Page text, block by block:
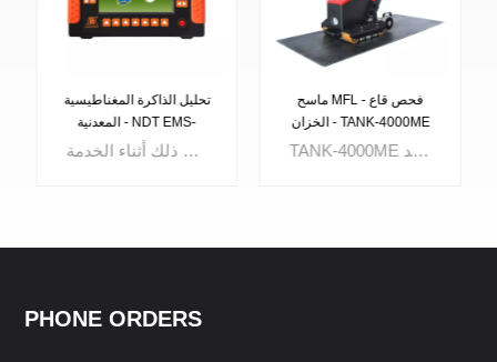
تحليل الذاكرة المغناطيسية
المعدنية - NDT EMS-
2000C
اختبار الذاكرة المغناطيسية المعدنية الذكية أداة مزودة بذاكرة إلكترونية دقيقة وكمبيوتر وذاكرة مغناطيسية معدنية متقدمة تحليل تقنيات فحص تركيز الإجهاد للمكونات المغناطيسية واللحامات والأنابيب وما إلى ذلك أثناء الخدمة.
ماسح MFL - فحص قاع
الخزان - TANK-4000ME
TANK-4000ME هو نظام فحص قاع الخزان مع مؤشرات على الجانب العلوي والسفلي.يعمل رسم خريطة الأرضية وإنشاء التقرير تلقائيًا على تسهيل تحليل نتيجة الفحص.تم تحسين الهيكل من خلال وحدة النظام المدمجة والتصميم ذو الست عجلات وهيكل الذراع الجديد.
PHONE ORDERS